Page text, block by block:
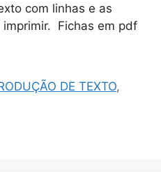
com linhas e as
Fichas em pdf
DE TEXTO,